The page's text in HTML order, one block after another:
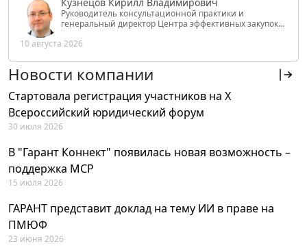
Руководитель консультационной практики и
генеральный директор Центра эффективных закупок
РФ
10 августа 2026
Новости компании
Стартовала регистрация участников на X
Всероссийский юридический форум
30 июля 2026
В "Гарант Коннект" появилась новая возможность –
поддержка MCP
15 июля 2026
ГАРАНТ представит доклад на тему ИИ в праве на
ПМЮФ
23 июня 2026